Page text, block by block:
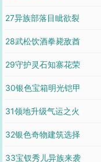
27异族部落目眦欲裂
28武松饮酒拳毙敌酋
29守护灵石知寨花荣
30银色宝箱明光铠甲
31领地升级气运之火
32银色奇物建筑选择
33宝钗秀儿异族来袭